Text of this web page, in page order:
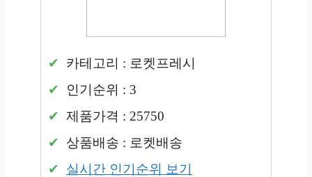
카테고리 : 로켓프레시
인기순위 : 3
제품가격 : 25750
상품배송 : 로켓배송
실시간 인기순위 보기